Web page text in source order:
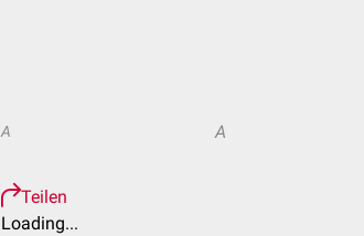
A A
Teilen
Loading...